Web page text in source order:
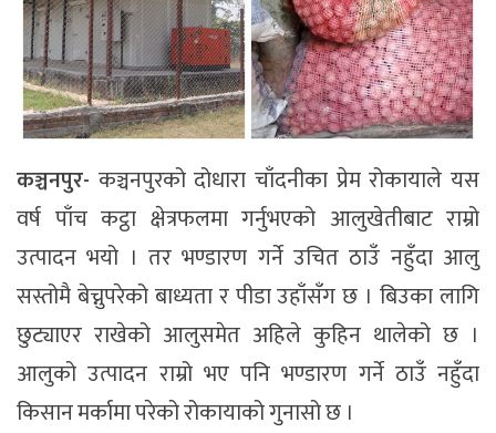
कञ्चनपुर- कञ्चनपुरको दोधारा चाँदनीका प्रेम रोकायाले यस
वर्ष पाँच कट्ठा क्षेत्रफलमा गर्नुभएको आलुखेतीबाट राम्रो
उत्पादन भयो । तर भण्डारण गर्ने उचित ठाउँ नहुँदा आलु
सस्तोमै बेच्नुपरेको बाध्यता र पीडा उहाँसँग छ । बिउका लागि
छुट्याएर राखेको आलुसमेत अहिले कुहिन थालेको छ ।
आलुको उत्पादन राम्रो भए पनि भण्डारण गर्ने ठाउँ नहुँदा
किसान मर्कामा परेको रोकायाको गुनासो छ ।